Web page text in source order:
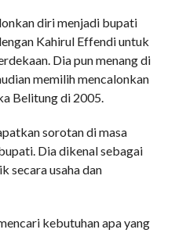
diri menjadi bupati
Kahirul Effendi untuk
Dia pun menang di
memilih mencalonkan
Belitung di 2005.
sorotan di masa
Dia dikenal sebagai
secara usaha dan
kebutuhan apa yang